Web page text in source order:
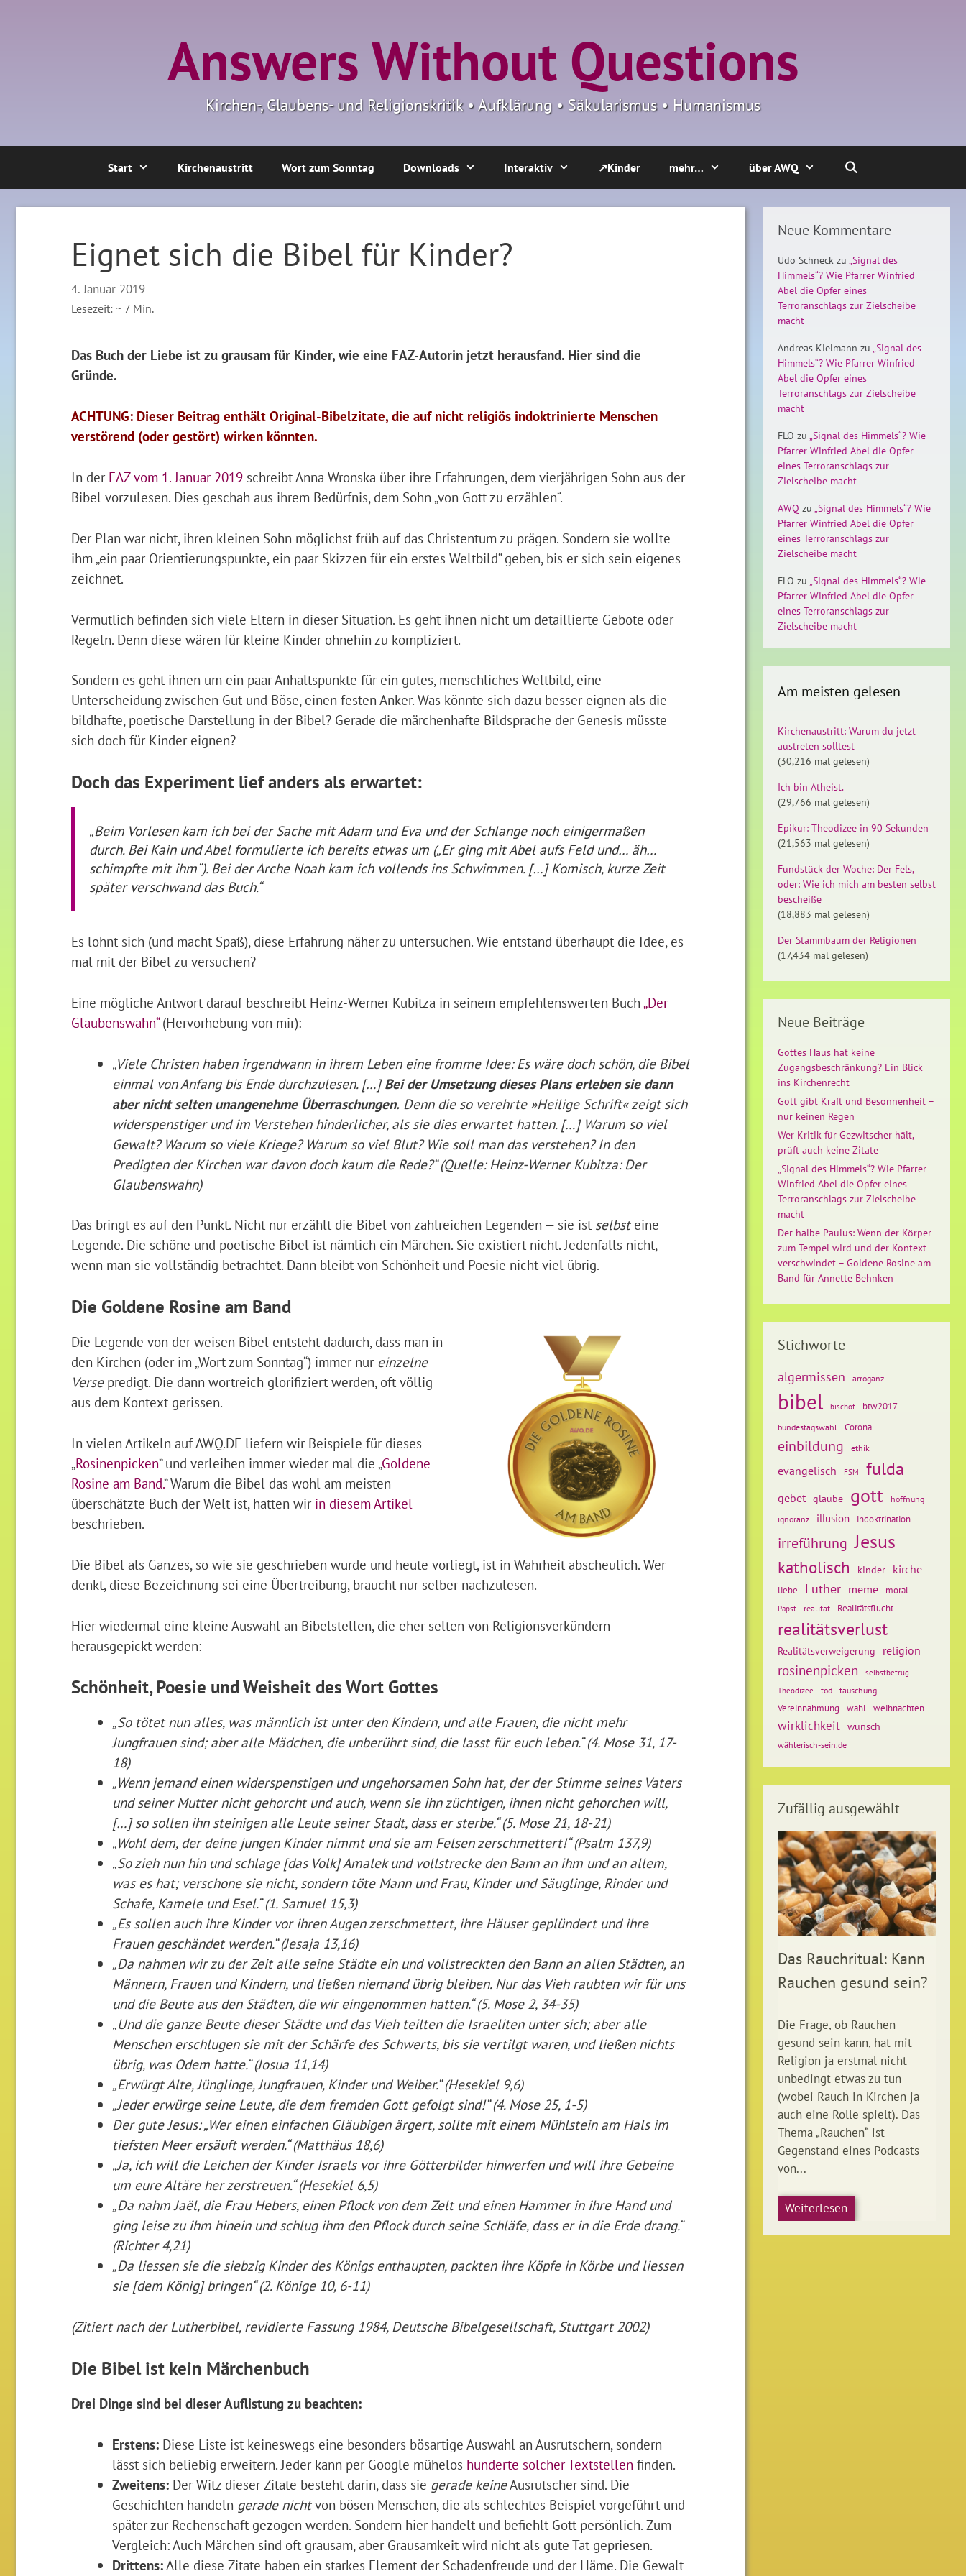
Answers Without Questions
Kirchen-, Glaubens- und Religionskritik • Aufklärung • Säkularismus • Humanismus
Start Kirchenaustritt Wort zum Sonntag Downloads Interaktiv ↗Kinder mehr… über AWQ
Eignet sich die Bibel für Kinder?
4. Januar 2019
Lesezeit: ~ 7 Min.
Das Buch der Liebe ist zu grausam für Kinder, wie eine FAZ-Autorin jetzt herausfand. Hier sind die
Gründe.
ACHTUNG: Dieser Beitrag enthält Original-Bibelzitate, die auf nicht religiös indoktrinierte Menschen
verstörend (oder gestört) wirken könnten.
In der FAZ vom 1. Januar 2019schreibt Anna Wronska über ihre Erfahrungen, dem vierjährigen Sohn aus der
Bibel vorzulesen. Dies geschah aus ihrem Bedürfnis, dem Sohn „von Gott zu erzählen“.
Der Plan war nicht, ihren kleinen Sohn möglichst früh auf das Christentum zu prägen. Sondern sie wollte
ihm „ein paar Orientierungspunkte, ein paar Skizzen für ein erstes Weltbild“ geben, bis er sich sein eigenes
zeichnet.
Vermutlich befinden sich viele Eltern in dieser Situation. Es geht ihnen nicht um detaillierte Gebote oder
Regeln. Denn diese wären für kleine Kinder ohnehin zu kompliziert.
Sondern es geht ihnen um ein paar Anhaltspunkte für ein gutes, menschliches Weltbild, eine
Unterscheidung zwischen Gut und Böse, einen festen Anker. Was könnte sich dazu besser eignen als die
bildhafte, poetische Darstellung in der Bibel? Gerade die märchenhafte Bildsprache der Genesis müsste
sich doch für Kinder eignen?
Doch das Experiment lief anders als erwartet:
„Beim Vorlesen kam ich bei der Sache mit Adam und Eva und der Schlange noch einigermaßen
durch. Bei Kain und Abel formulierte ich bereits etwas um („Er ging mit Abel aufs Feld und… äh…
schimpfte mit ihm“). Bei der Arche Noah kam ich vollends ins Schwimmen. […] Komisch, kurze Zeit
später verschwand das Buch.“
Es lohnt sich (und macht Spaß), diese Erfahrung näher zu untersuchen. Wie entstand überhaupt die Idee, es
mal mit der Bibel zu versuchen?
Eine mögliche Antwort darauf beschreibt Heinz-Werner Kubitza in seinem empfehlenswerten Buch „Der
Glaubenswahn“(Hervorhebung von mir):
„Viele Christen haben irgendwann in ihrem Leben eine fromme Idee: Es wäre doch schön, die Bibel
einmal von Anfang bis Ende durchzulesen. […]Bei der Umsetzung dieses Plans erleben sie dann
aber nicht selten unangenehme Überraschungen. Denn die so verehrte »Heilige Schrift« zeigt sich
widerspenstiger und im Verstehen hinderlicher, als sie dies erwartet hatten. […] Warum so viel
Gewalt? Warum so viele Kriege? Warum so viel Blut? Wie soll man das verstehen? In den
Predigten der Kirchen war davon doch kaum die Rede?“ (Quelle: Heinz-Werner Kubitza: Der
Glaubenswahn)
Das bringt es auf den Punkt. Nicht nur erzählt die Bibel von zahlreichen Legenden — sie ist selbsteine
Legende. Die schöne und poetische Bibel ist nämlich ein Märchen. Sie existiert nicht. Jedenfalls nicht,
wenn man sie vollständig betrachtet. Dann bleibt von Schönheit und Poesie nicht viel übrig.
Die Goldene Rosine am Band
Die Legende von der weisen Bibel entsteht dadurch, dass man in
den Kirchen (oder im „Wort zum Sonntag“) immer nur einzelne
Versepredigt. Die dann wortreich glorifiziert werden, oft völlig
aus dem Kontext gerissen.
In vielen Artikeln auf AWQ.DE liefern wir Beispiele für dieses
„Rosinenpicken“ und verleihen immer wieder mal die „Goldene
Rosine am Band.“ Warum die Bibel das wohl am meisten
überschätzte Buch der Welt ist, hatten wir in diesem Artikel
beschrieben.
Die Bibel als Ganzes, so wie sie geschrieben wurde und heute vorliegt, ist in Wahrheit abscheulich. Wer
denkt, diese Bezeichnung sei eine Übertreibung, braucht nur selber nachzulesen.
Hier wiedermal eine kleine Auswahl an Bibelstellen, die eher selten von Religionsverkündern
herausgepickt werden:
Schönheit, Poesie und Weisheit des Wort Gottes
„So tötet nun alles, was männlich ist unter den Kindern, und alle Frauen, die nicht mehr
Jungfrauen sind; aber alle Mädchen, die unberührt sind, die lasst für euch leben.“ (4. Mose 31, 17-
18)
„Wenn jemand einen widerspenstigen und ungehorsamen Sohn hat, der der Stimme seines Vaters
und seiner Mutter nicht gehorcht und auch, wenn sie ihn züchtigen, ihnen nicht gehorchen will,
[…] so sollen ihn steinigen alle Leute seiner Stadt, dass er sterbe.“ (5. Mose 21, 18-21)
„Wohl dem, der deine jungen Kinder nimmt und sie am Felsen zerschmettert!“ (Psalm 137,9)
„So zieh nun hin und schlage [das Volk] Amalek und vollstrecke den Bann an ihm und an allem,
was es hat; verschone sie nicht, sondern töte Mann und Frau, Kinder und Säuglinge, Rinder und
Schafe, Kamele und Esel.“ (1. Samuel 15,3)
„Es sollen auch ihre Kinder vor ihren Augen zerschmettert, ihre Häuser geplündert und ihre
Frauen geschändet werden.“ (Jesaja 13,16)
„Da nahmen wir zu der Zeit alle seine Städte ein und vollstreckten den Bann an allen Städten, an
Männern, Frauen und Kindern, und ließen niemand übrig bleiben. Nur das Vieh raubten wir für uns
und die Beute aus den Städten, die wir eingenommen hatten.“ (5. Mose 2, 34-35)
„Und die ganze Beute dieser Städte und das Vieh teilten die Israeliten unter sich; aber alle
Menschen erschlugen sie mit der Schärfe des Schwerts, bis sie vertilgt waren, und ließen nichts
übrig, was Odem hatte.“ (Josua 11,14)
„Erwürgt Alte, Jünglinge, Jungfrauen, Kinder und Weiber.“ (Hesekiel 9,6)
„Jeder erwürge seine Leute, die dem fremden Gott gefolgt sind!“ (4. Mose 25, 1-5)
Der gute Jesus: „Wer einen einfachen Gläubigen ärgert, sollte mit einem Mühlstein am Hals im
tiefsten Meer ersäuft werden.“ (Matthäus 18,6)
„Ja, ich will die Leichen der Kinder Israels vor ihre Götterbilder hinwerfen und will ihre Gebeine
um eure Altäre her zerstreuen.“ (Hesekiel 6,5)
„Da nahm Jaël, die Frau Hebers, einen Pflock von dem Zelt und einen Hammer in ihre Hand und
ging leise zu ihm hinein und schlug ihm den Pflock durch seine Schläfe, dass er in die Erde drang.“
(Richter 4,21)
„Da liessen sie die siebzig Kinder des Königs enthaupten, packten ihre Köpfe in Körbe und liessen
sie [dem König] bringen“ (2. Könige 10, 6-11)
(Zitiert nach der Lutherbibel, revidierte Fassung 1984, Deutsche Bibelgesellschaft, Stuttgart 2002)
Die Bibel ist kein Märchenbuch
Drei Dinge sind bei dieser Auflistung zu beachten:
Erstens: Diese Liste ist keineswegs eine besonders bösartige Auswahl an Ausrutschern, sondern
lässt sich beliebig erweitern. Jeder kann per Google mühelos hunderte solcher Textstellen finden.
Zweitens: Der Witz dieser Zitate besteht darin, dass sie gerade keineAusrutscher sind. Die
Geschichten handeln gerade nichtvon bösen Menschen, die als schlechtes Beispiel vorgeführt und
später zur Rechenschaft gezogen werden. Sondern hier handelt und befiehlt Gott persönlich. Zum
Vergleich: Auch Märchen sind oft grausam, aber Grausamkeit wird nicht als gute Tat gepriesen.
Drittens:Alle diese Zitate haben ein starkes Element der Schadenfreude und der Häme. Die Gewalt
Neue Kommentare
Udo Schneck zu „Signal des
Himmels“? Wie Pfarrer Winfried
Abel die Opfer eines
Terroranschlags zur Zielscheibe
macht
Andreas Kielmann zu „Signal des
Himmels“? Wie Pfarrer Winfried
Abel die Opfer eines
Terroranschlags zur Zielscheibe
macht
FLO zu „Signal des Himmels“? Wie
Pfarrer Winfried Abel die Opfer
eines Terroranschlags zur
Zielscheibe macht
AWQ zu „Signal des Himmels“? Wie
Pfarrer Winfried Abel die Opfer
eines Terroranschlags zur
Zielscheibe macht
FLO zu „Signal des Himmels“? Wie
Pfarrer Winfried Abel die Opfer
eines Terroranschlags zur
Zielscheibe macht
Am meisten gelesen
Kirchenaustritt: Warum du jetzt
austreten solltest
(30,216 mal gelesen)
Ich bin Atheist.
(29,766 mal gelesen)
Epikur: Theodizee in 90 Sekunden
(21,563 mal gelesen)
Fundstück der Woche: Der Fels,
oder: Wie ich mich am besten selbst
bescheiße
(18,883 mal gelesen)
Der Stammbaum der Religionen
(17,434 mal gelesen)
Neue Beiträge
Gottes Haus hat keine
Zugangsbeschränkung? Ein Blick
ins Kirchenrecht
Gott gibt Kraft und Besonnenheit –
nur keinen Regen
Wer Kritik für Gezwitscher hält,
prüft auch keine Zitate
„Signal des Himmels“? Wie Pfarrer
Winfried Abel die Opfer eines
Terroranschlags zur Zielscheibe
macht
Der halbe Paulus: Wenn der Körper
zum Tempel wird und der Kontext
verschwindet – Goldene Rosine am
Band für Annette Behnken
Stichworte
algermissen arroganz
bibel bischof btw2017
bundestagswahl Corona
einbildung ethik
evangelisch FSM fulda
gebet glaube gott
hoffnung
ignoranz
illusion indoktrination
irreführung Jesus
katholisch kinder kirche
liebe Luther meme moral
Papst realität Realitätsflucht
realitätsverlust
Realitätsverweigerung religion
rosinenpicken
selbstbetrug
Theodizee
tod täuschung
Vereinnahmung wahl weihnachten
wirklichkeit wunsch
wählerisch-sein.de
Zufällig ausgewählt
Das Rauchritual: Kann
Rauchen gesund sein?
Die Frage, ob Rauchen
gesund sein kann, hat mit
Religion ja erstmal nicht
unbedingt etwas zu tun
(wobei Rauch in Kirchen ja
auch eine Rolle spielt). Das
Thema „Rauchen“ ist
Gegenstand eines Podcasts
von...
Weiterlesen